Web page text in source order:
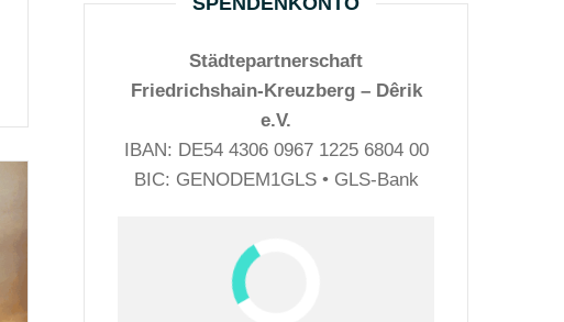
Städtepartnerschaft
Friedrichshain-Kreuzberg – Dêrik
e.V.
IBAN: DE54 4306 0967 1225 6804 00
BIC: GENODEM1GLS • GLS-Bank